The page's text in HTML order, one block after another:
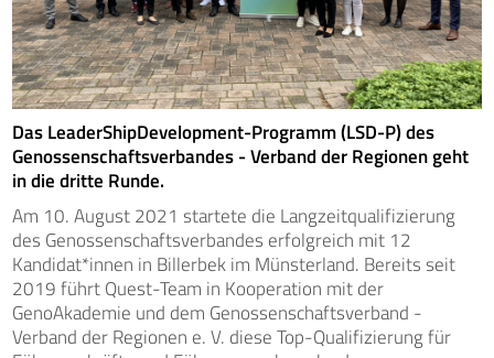
Das LeaderShipDevelopment-Programm (LSD-P) des
Genossenschaftsverbandes - Verband der Regionen geht
in die dritte Runde.
Am 10. August 2021 startete die Langzeitqualifizierung
des Genossenschaftsverbandes erfolgreich mit 12
Kandidat*innen in Billerbek im Münsterland. Bereits seit
2019 führt Quest-Team in Kooperation mit der
GenoAkademie und dem Genossenschaftsverband -
Verband der Regionen e. V. diese Top-Qualifizierung für